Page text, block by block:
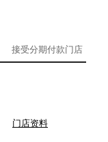
接受分期付款门店
门店资料